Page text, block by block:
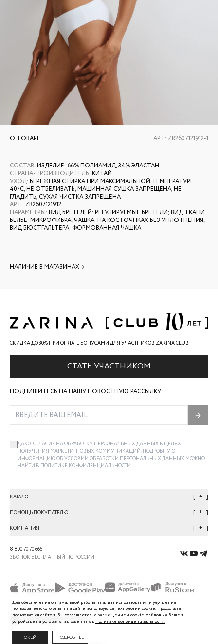
О ТОВАРЕ АРТ: ZR2607121912-1
СОСТАВ: ИЗДЕЛИЕ: 66% ПОЛИАМИД, 34% ЭЛАСТАН
СТРАНА-ПРОИЗВОДИТЕЛЬ: КИТАЙ
УХОД: БЕРЕЖНАЯ СТИРКА ПРИ МАКСИМАЛЬНОЙ ТЕМПЕРАТУРЕ
40ºС, НЕ ОТБЕЛИВАТЬ, МАШИННАЯ СУШКА ЗАПРЕЩЕНА, НЕ
ГЛАДИТЬ, СУХАЯ ЧИСТКА ЗАПРЕЩЕНА
АРТ.: ZR2607121912
ПАРАМЕТРЫ: ВИД БРЕТЕЛЕЙ: РЕГУЛИРУЕМЫЕ БРЕТЕЛИ; ВИД ТКАНИ
БЕЛЬЁ: МИКРОФИБРА; ЧАШКА: НА КОСТОЧНКАХ БЕЗ УПЛОТНЕНИЯ;
ВИД БЮСТГАЛЬТЕРА: ФОРМОВАННАЯ ЧАШКА
НАЛИЧИЕ В МАГАЗИНАХ
СКИДКА ДО 30% ПРИ ОПЛАТЕ БОНУСАМИ ДЛЯ УЧАСТНИКОВ ZARINA CLUB
СТАТЬ УЧАСТНИКОМ
ПОДПИШИТЕСЬ НА НАШУ НОВОСТНУЮ РАССЫЛКУ
ДАЮСОГЛАСИЕ НА ОБРАБОТКУ ПЕРСОНАЛЬНЫХ ДАННЫХ В ЦЕЛЯХ
ПОЛУЧЕНИЯ МАРКЕТИНГОВЫХ КОММУНИКАЦИЙ. ПОДРОБНУЮ
ИНФОРМАЦИЮ ОБ УСЛОВИИ ОБРАБОТКИ ПЕРСОНАЛЬНЫХ ДАННЫХ МОЖНО
НАЙТИ В ПОЛИТИКЕ КОНФИДЕНЦИАЛЬНОСТИ
КАТАЛОГ +
ПОМОЩЬ ПОКУПАТЕЛЮ +
КОМПАНИЯ +
8 800 70 70 666
ЗВОНОК БЕСПЛАТНЫЙ ПО РОССИИ
Для обеспечения оптимальной работы, анализа использования и улучшения
пользовательскогоопыта на сайте используются технологии cookie. Продолжая
пользоваться сайтом, Вы соглашаетесь с размещением cookie-файлов на Вашем
устройстве на условиях, изложенных в Политике конфиденциальности.
ОКЕЙ ПОДРОБНЕЕ